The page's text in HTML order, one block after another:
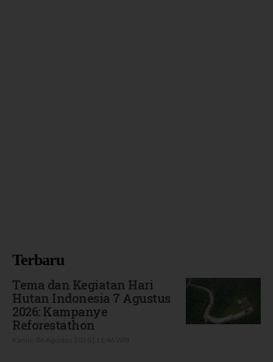
Terbaru
Tema dan Kegiatan Hari
Hutan Indonesia 7 Agustus
2026: Kampanye
Reforestathon